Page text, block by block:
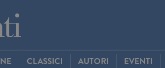
CLASSICI AUTORI EVENTI